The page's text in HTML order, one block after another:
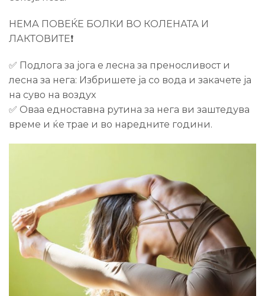
НЕМА ПОВЕЌЕ БОЛКИ ВО КОЛЕНАТА И
ЛАКТОВИТЕ❗️
✅ Подлога за јога е лесна за преносливост и
лесна за нега: Избришете ја со вода и закачете ја
на суво на воздух
✅ Оваа едноставна рутина за нега ви заштедува
време и ќе трае и во наредните години.